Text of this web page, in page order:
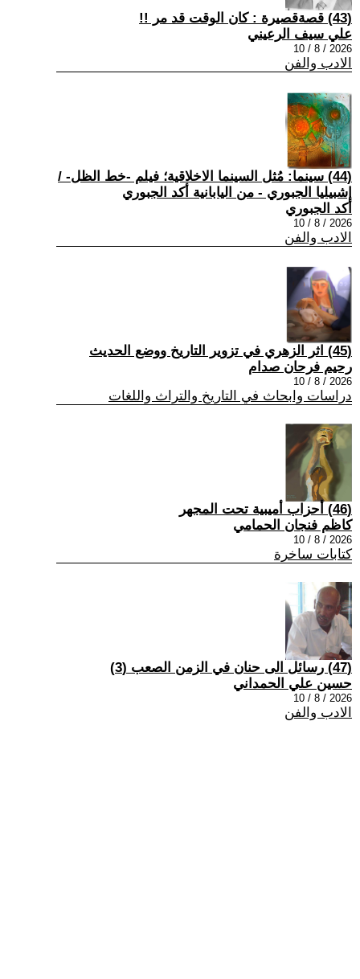
(43) قصةقصيرة : كان الوقت قد مر !!
علي سيف الرعيني
2026 / 8 / 10
الادب والفن
(44) سينما: مُثل السينما الاخلاقية؛ فيلم -خط الظل- /
إشبيليا الجبوري - من اليابانية أكد الجبوري
أكد الجبوري
2026 / 8 / 10
الادب والفن
(45) اثر الزهري في تزوير التاريخ ووضع الحديث
رحيم فرحان صدام
2026 / 8 / 10
دراسات وابحاث في التاريخ والتراث واللغات
(46) أحزاب أميبية تحت المجهر
كاظم فنجان الحمامي
2026 / 8 / 10
كتابات ساخرة
(47) رسائل الى حنان في الزمن الصعب (3)
حسين علي الحمداني
2026 / 8 / 10
الادب والفن